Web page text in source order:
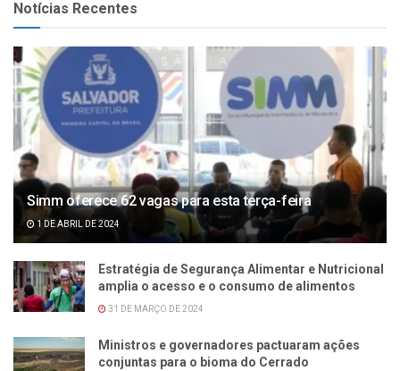
Notícias Recentes
Simm oferece 62 vagas para esta terça-feira
1 DE ABRIL DE 2024
Estratégia de Segurança Alimentar e Nutricional
amplia o acesso e o consumo de alimentos
31 DE MARÇO DE 2024
Ministros e governadores pactuaram ações
conjuntas para o bioma do Cerrado